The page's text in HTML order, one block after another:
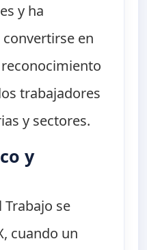
y ha
en
trabajadores
y sectores.
y
Trabajo se
cuando un